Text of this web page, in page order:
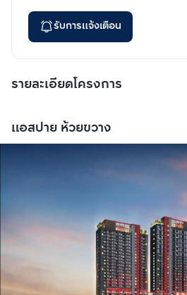
รับการแจ้งเตือน
รายละเอียดโครงการ
แอสปาย ห้วยขวาง